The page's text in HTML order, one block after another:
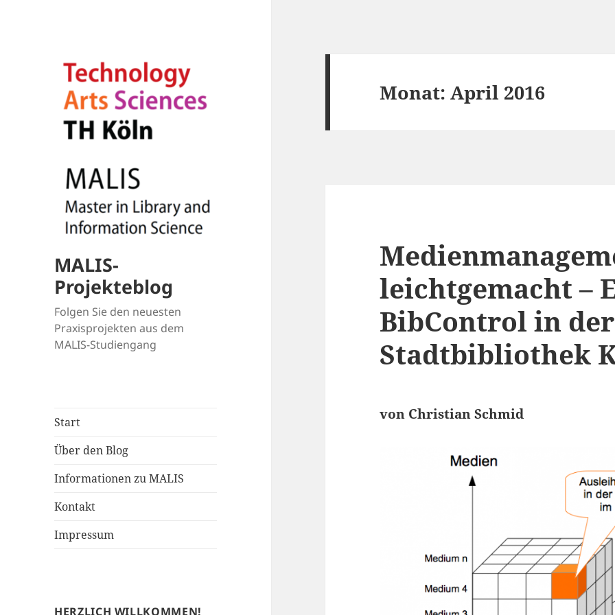
MALIS-
Projekteblog
Folgen Sie den neuesten
Praxisprojekten aus dem
MALIS-Studiengang
Start
Über den Blog
Informationen zu MALIS
Kontakt
Impressum
HERZLICH WILLKOMMEN!
Monat:April 2016
leichtgemacht –
BibControl in der
Stadtbibliothek
von Christian Schmid